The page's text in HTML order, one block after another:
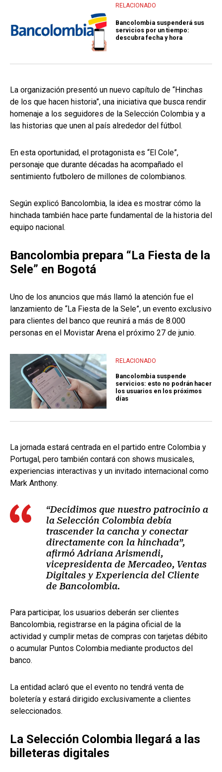
RELACIONADO
Bancolombia suspenderá sus
servicios por un tiempo:
descubra fecha y hora
La organización presentó un nuevo capítulo de “Hinchas
de los que hacen historia”, una iniciativa que busca rendir
homenaje a los seguidores de la Selección Colombia y a
las historias que unen al país alrededor del fútbol.
En esta oportunidad, el protagonista es “El Cole”,
personaje que durante décadas ha acompañado el
sentimiento futbolero de millones de colombianos.
Según explicó Bancolombia, la idea es mostrar cómo la
hinchada también hace parte fundamental de la historia del
equipo nacional.
Bancolombia prepara “La Fiesta de la
Sele” en Bogotá
Uno de los anuncios que más llamó la atención fue el
lanzamiento de “La Fiesta de la Sele”, un evento exclusivo
para clientes del banco que reunirá a más de 8.000
personas en el Movistar Arena el próximo 27 de junio.
RELACIONADO
Bancolombia suspende
servicios: esto no podrán hacer
los usuarios en los próximos
días
La jornada estará centrada en el partido entre Colombia y
Portugal, pero también contará con shows musicales,
experiencias interactivas y un invitado internacional como
Mark Anthony.
“Decidimos que nuestro patrocinio a
la Selección Colombia debía
trascender la cancha y conectar
directamente con la hinchada”,
afirmó Adriana Arismendi,
vicepresidenta de Mercadeo, Ventas
Digitales y Experiencia del Cliente
de Bancolombia.
Para participar, los usuarios deberán ser clientes
Bancolombia, registrarse en la página oficial de la
actividad y cumplir metas de compras con tarjetas débito
o acumular Puntos Colombia mediante productos del
banco.
La entidad aclaró que el evento no tendrá venta de
boletería y estará dirigido exclusivamente a clientes
seleccionados.
La Selección Colombia llegará a las
billeteras digitales